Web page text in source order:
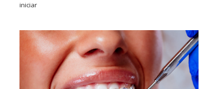
iniciar